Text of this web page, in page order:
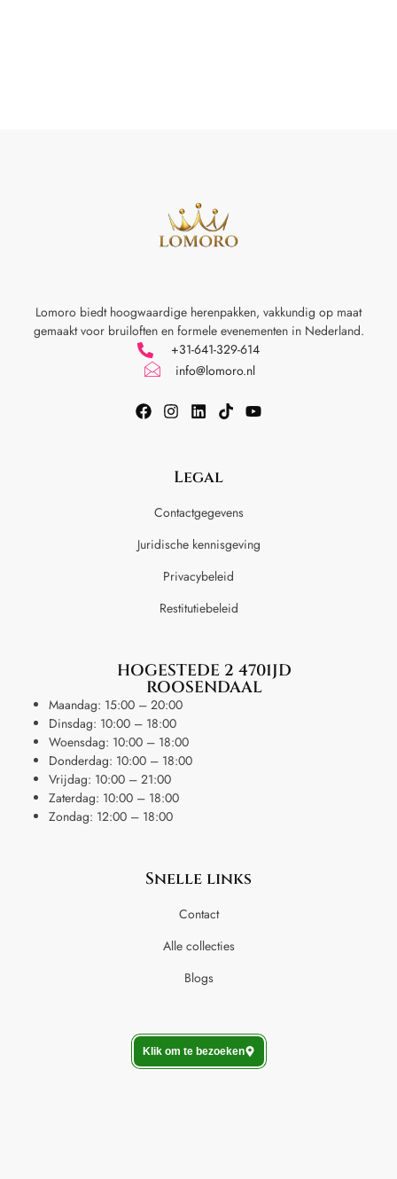
Lomoro biedt hoogwaardige herenpakken, vakkundig op maat
gemaakt voor bruiloften en formele evenementen in Nederland.
+31-641-329-614
info@lomoro.nl
Legal
Contactgegevens
Juridische kennisgeving
Privacybeleid
Restitutiebeleid
HOGESTEDE 2 4701JD
ROOSENDAAL
Maandag: 15:00 – 20:00
Dinsdag: 10:00 – 18:00
Woensdag: 10:00 – 18:00
Donderdag: 10:00 – 18:00
Vrijdag: 10:00 – 21:00
Zaterdag: 10:00 – 18:00
Zondag: 12:00 – 18:00
Snelle links
Contact
Alle collecties
Blogs
Klik om te bezoeken